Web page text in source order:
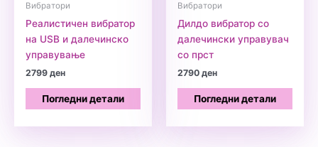
Вибратори
Реалистичен вибратор
на USB и далечинско
управување
2799ден
Погледни детали
Вибратори
Дилдо вибратор со
далечински управувач
со прст
2790ден
Погледни детали